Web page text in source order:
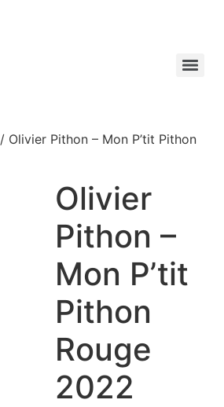
/ Olivier Pithon – Mon P’tit Pithon
Olivier
Pithon –
Mon P’tit
Pithon
Rouge
2022